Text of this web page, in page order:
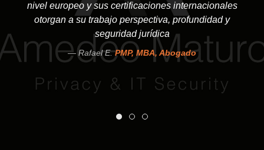
nivel europeo y sus certificaciones internacionales
otorgan a su trabajo perspectiva, profundidad y
seguridad jurídica
Rafael E.PMP, MBA, Abogado